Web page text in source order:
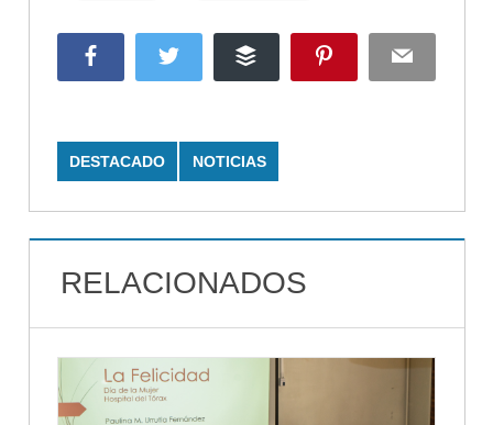
FacebookTwitter Buffer Pinterest Email
DESTACADO NOTICIAS
RELACIONADOS